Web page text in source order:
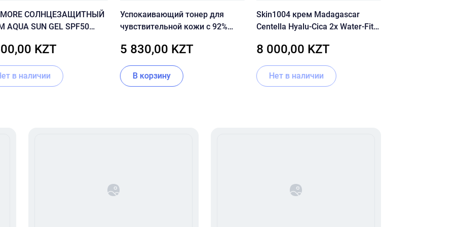
MORE СОЛНЦЕЗАЩИТНЫЙ
AQUA SUN GEL SPF50
KZT
Нет в наличии
Успокаивающий тонер для
чувствительной кожи с 92%
Regen 92 Toner
5 830,00 KZT
В корзину
Skin1004 крем Madagascar
Centella Hyalu-Cica 2x Water-Fit
100 мл
8 000,00 KZT
Нет в наличии